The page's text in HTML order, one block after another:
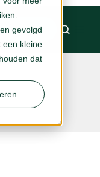
gevolgd
een kleine
dat
→